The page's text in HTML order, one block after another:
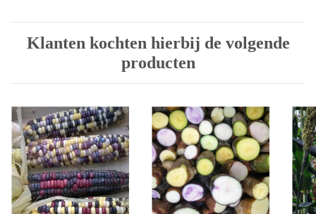
Klanten kochten hierbij de volgende
producten